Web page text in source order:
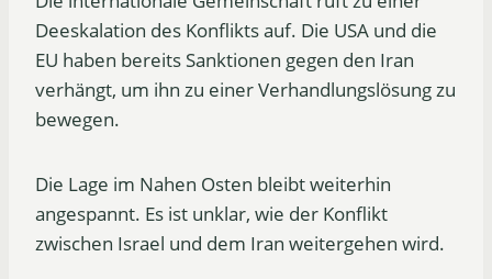
Deeskalation des Konflikts auf. Die USA und die
EU haben bereits Sanktionen gegen den Iran
verhängt, um ihn zu einer Verhandlungslösung zu
bewegen.
Die Lage im Nahen Osten bleibt weiterhin
angespannt. Es ist unklar, wie der Konflikt
zwischen Israel und dem Iran weitergehen wird.